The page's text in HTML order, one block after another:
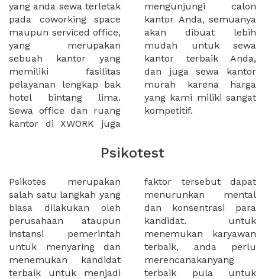
yang anda sewa terletak
pada coworking space
maupun serviced office,
yang merupakan
sebuah kantor yang
memiliki fasilitas
pelayanan lengkap bak
hotel bintang lima.
Sewa office dan ruang
kantor di XWORK juga
mengunjungi calon
kantor Anda, semuanya
akan dibuat lebih
mudah untuk sewa
kantor terbaik Anda,
dan juga sewa kantor
murah karena harga
yang kami miliki sangat
kompetitif.
Psikotest
Psikotes merupakan
salah satu langkah yang
biasa dilakukan oleh
perusahaan ataupun
instansi pemerintah
untuk menyaring dan
menemukan kandidat
terbaik untuk menjadi
faktor tersebut dapat
menurunkan mental
dan konsentrasi para
kandidat. untuk
menemukan karyawan
terbaik, anda perlu
merencanakanyang
terbaik pula untuk